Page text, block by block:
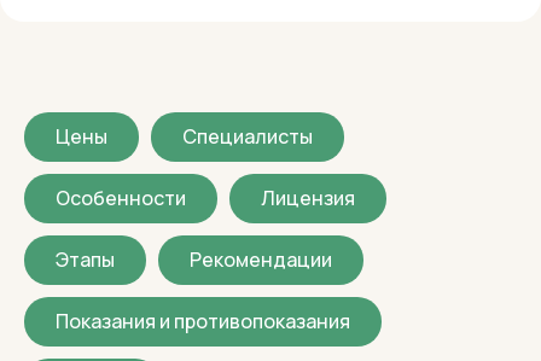
Цены Специалисты
Особенности Лицензия
Этапы Рекомендации
Показания и противопоказания